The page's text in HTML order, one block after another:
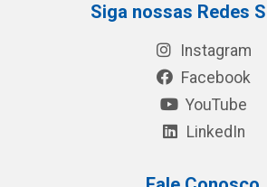
Siga nossas Redes
Instagram
Facebook
YouTube
LinkedIn